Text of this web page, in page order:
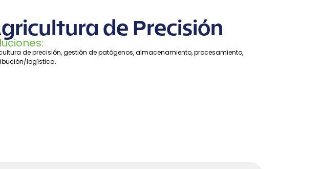
de Precisión
de precisión, gestión de patógenos, almacenamiento, procesamiento,
logística.